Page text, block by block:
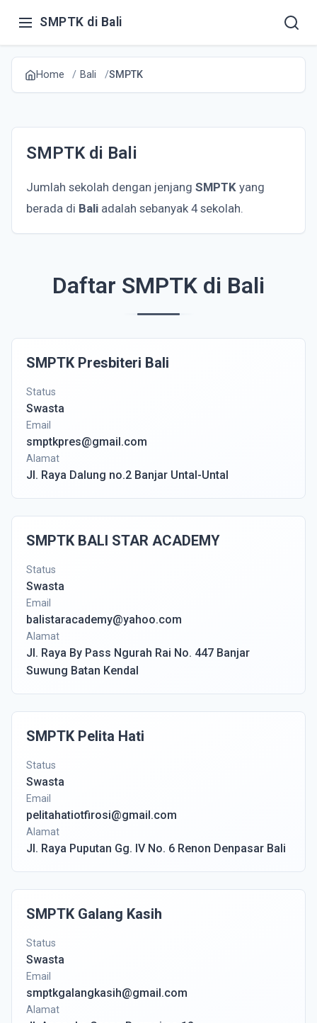
SMPTK di Bali
Home Bali SMPTK
SMPTK di Bali
Jumlah sekolah dengan jenjang SMPTK yang
berada di Bali adalah sebanyak 4 sekolah.
Daftar SMPTK di Bali
SMPTK Presbiteri Bali
Status
Swasta
Email
smptkpres@gmail.com
Alamat
Jl. Raya Dalung no.2 Banjar Untal-Untal
SMPTK BALI STAR ACADEMY
Status
Swasta
Email
balistaracademy@yahoo.com
Alamat
Jl. Raya By Pass Ngurah Rai No. 447 Banjar
Suwung Batan Kendal
SMPTK Pelita Hati
Status
Swasta
Email
pelitahatiotfirosi@gmail.com
Alamat
Jl. Raya Puputan Gg. IV No. 6 Renon Denpasar Bali
SMPTK Galang Kasih
Status
Swasta
Email
smptkgalangkasih@gmail.com
Alamat